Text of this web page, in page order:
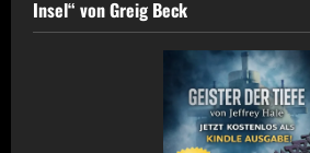
Insel“ von Greig Beck